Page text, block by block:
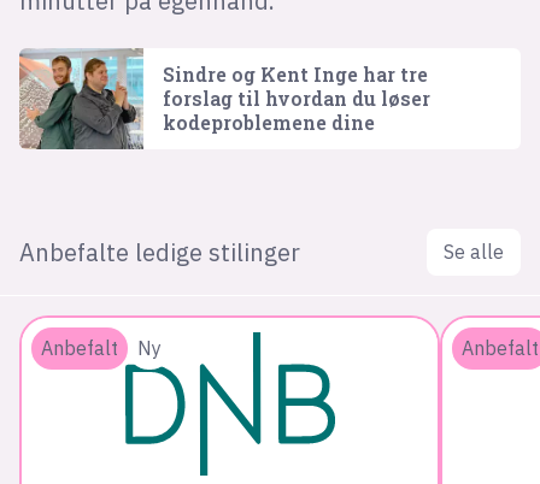
Sindre og Kent Inge har tre
forslag til hvordan du løser
kodeproblemene dine
Anbefalte ledige stilinger Se alle
Anbefalt Ny Anbefalt